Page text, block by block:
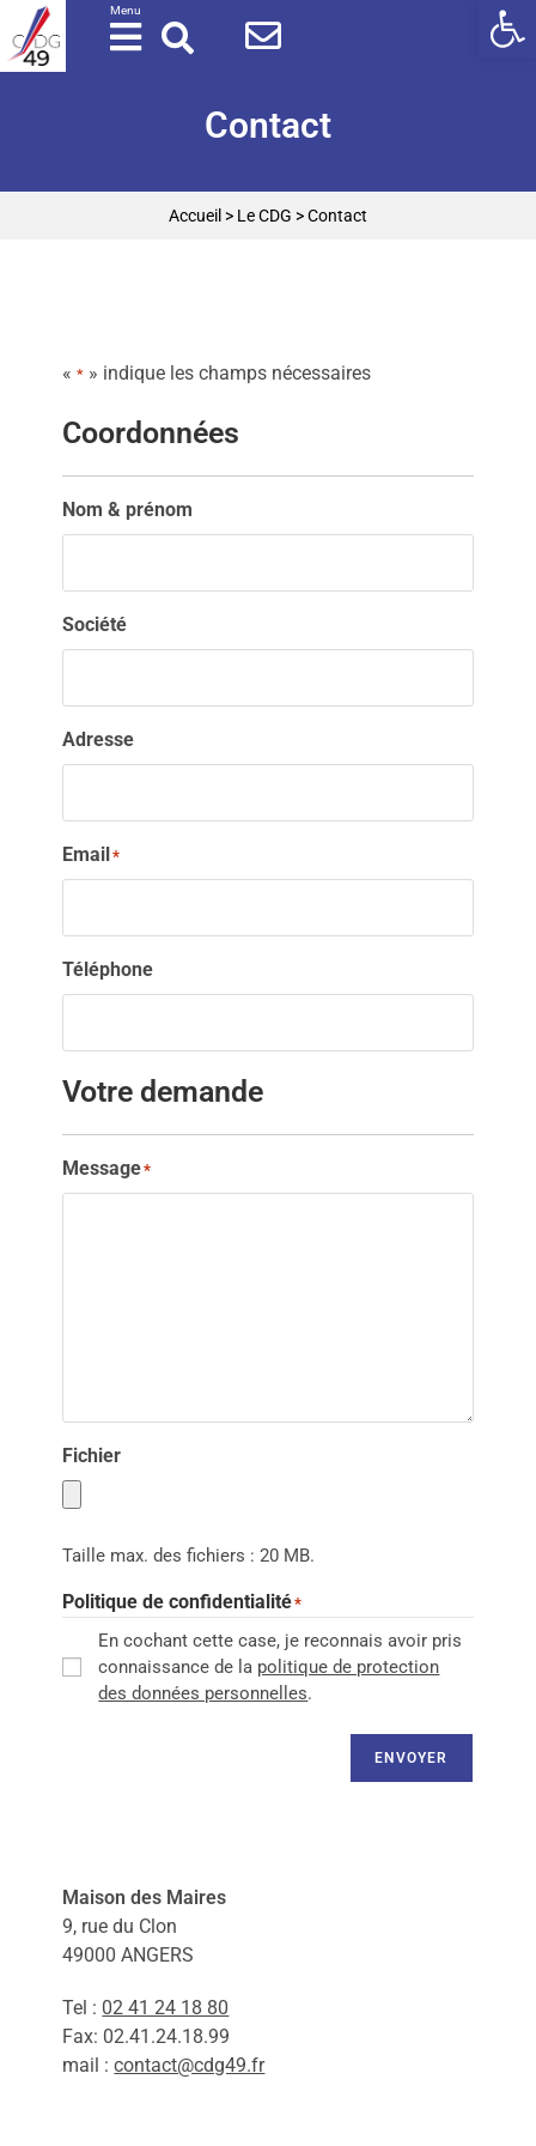
Panneau de gestion des cookies
Menu
Contact
Accueil > Le CDG >Contact
«* » indique les champs nécessaires
Coordonnées
Nom & prénom
Société
Adresse
Email*
Téléphone
Votre demande
Message*
Fichier
Taille max. des fichiers : 20 MB.
Politique de confidentialité*
En cochant cette case, je reconnais avoir pris
connaissance de la politique de protection
des données personnelles.
ENVOYER
Maison des Maires
9, rue du Clon
49000 ANGERS
Tel : 02 41 24 18 80
Fax: 02.41.24.18.99
mail :contact@cdg49.fr